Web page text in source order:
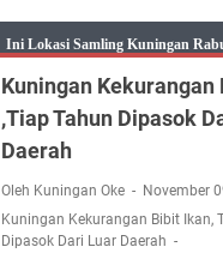
Ini Lokasi Samling Kuningan
di Sini!
Embun Pagi Rabu 5 Agustus
Punya Takdir Masing-masing,
Mewah, Belum Tentu Indah
Diskatan Kuningan Ingatkan
Kemarau
Kuningan Kekurangan
,Tiap Tahun Dipasok
Daerah
Oleh Kuningan Oke
November
Kuningan Kekurangan Bibit Ikan,
Dipasok Dari Luar Daerah